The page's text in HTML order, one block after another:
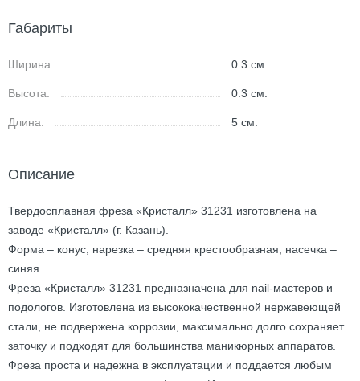
Габариты
Ширина: 0.3см.
Высота: 0.3см.
Длина: 5см.
Описание
Твердосплавная фреза «Кристалл» 31231 изготовлена на
заводе «Кристалл» (г. Казань).
Форма – конус, нарезка – средняя крестообразная, насечка –
синяя.
Фреза «Кристалл» 31231 предназначена для nail-мастеров и
подологов. Изготовлена из высококачественной нержавеющей
стали, не подвержена коррозии, максимально долго сохраняет
заточку и подходят для большинства маникюрных аппаратов.
Фреза проста и надежна в эксплуатации и поддается любым